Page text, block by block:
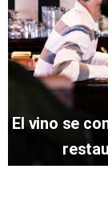
El vino se